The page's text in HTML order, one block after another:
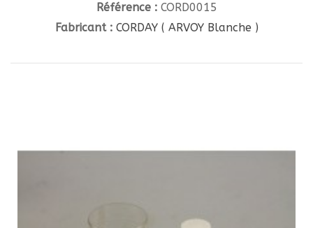
Référence : CORD0015
Fabricant : CORDAY ( ARVOY Blanche )